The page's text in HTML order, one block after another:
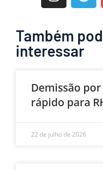
Também
interessar
Demissão
rápido para
22 de julho de 2026